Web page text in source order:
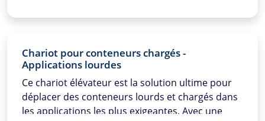
ce qui augmente considérablement la
Chariot pour conteneurs chargés -
Applications lourdes
Ce chariot élévateur est la solution ultime pour
déplacer des conteneurs lourds et chargés dans
les applications les plus exigeantes. Avec une